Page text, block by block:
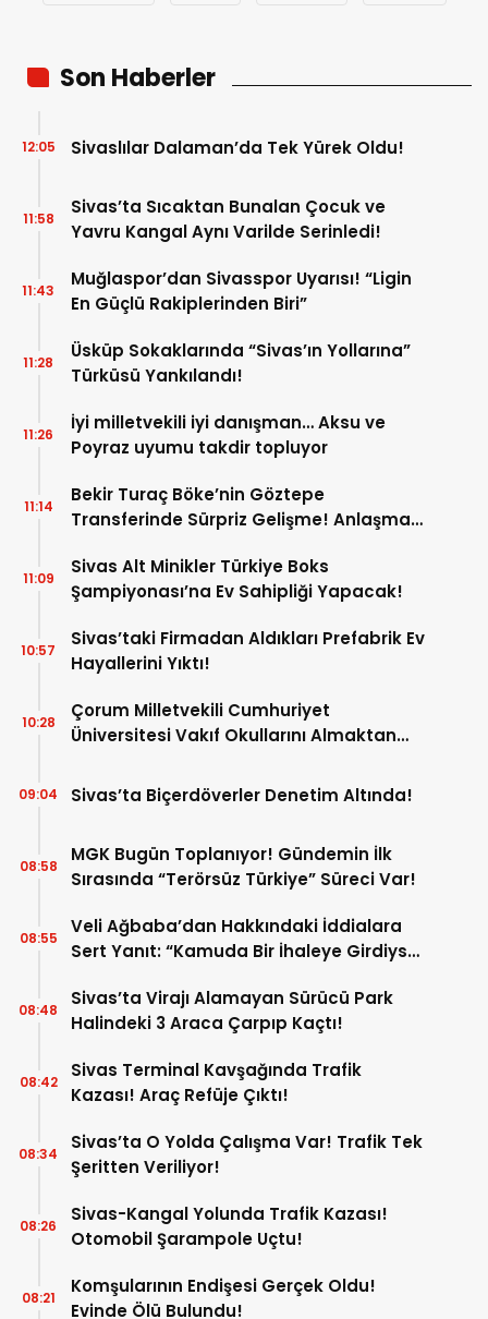
Son Haberler
Sivaslılar Dalaman’da Tek Yürek Oldu!
12:05
Sivas’ta Sıcaktan Bunalan Çocuk ve
Yavru Kangal Aynı Varilde Serinledi!
11:58
Muğlaspor’dan Sivasspor Uyarısı! “Ligin
En Güçlü Rakiplerinden Biri”
11:43
Üsküp Sokaklarında “Sivas’ın Yollarına”
Türküsü Yankılandı!
11:28
İyi milletvekili iyi danışman… Aksu ve
Poyraz uyumu takdir topluyor
11:26
Bekir Turaç Böke’nin Göztepe
Transferinde Sürpriz Gelişme! Anlaşma
11:14
Sivas Alt Minikler Türkiye Boks
Şampiyonası’na Ev Sahipliği Yapacak!
11:09
Sivas’taki Firmadan Aldıkları Prefabrik Ev
Hayallerini Yıktı!
10:57
Çorum Milletvekili Cumhuriyet
Üniversitesi Vakıf Okullarını Almaktan
10:28
Sivas’ta Biçerdöverler Denetim Altında!
09:04
MGK Bugün Toplanıyor! Gündemin İlk
Sırasında “Terörsüz Türkiye” Süreci Var!
08:58
Veli Ağbaba’dan Hakkındaki İddialara
Sert Yanıt: “Kamuda Bir İhaleye Girdiysek
08:55
Sivas’ta Virajı Alamayan Sürücü Park
Halindeki 3 Araca Çarpıp Kaçtı!
08:48
Sivas Terminal Kavşağında Trafik
Kazası! Araç Refüje Çıktı!
08:42
Sivas’ta O Yolda Çalışma Var! Trafik Tek
Şeritten Veriliyor!
08:34
Sivas-Kangal Yolunda Trafik Kazası!
Otomobil Şarampole Uçtu!
08:26
Komşularının Endişesi Gerçek Oldu!
Evinde Ölü Bulundu!
08:21